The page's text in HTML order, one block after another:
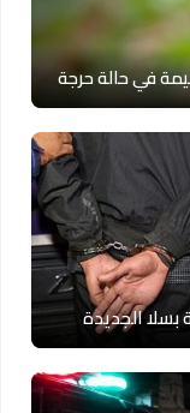
في حالة حرجة
الجديدة